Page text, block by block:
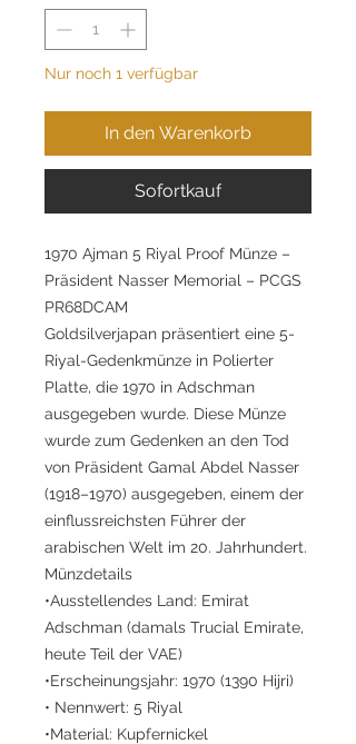
Nur noch 1 verfügbar
In den Warenkorb
Sofortkauf
1970 Ajman 5 Riyal Proof Münze –
Präsident Nasser Memorial – PCGS
PR68DCAM
Goldsilverjapan präsentiert eine 5-
Riyal-Gedenkmünze in Polierter
Platte, die 1970 in Adschman
ausgegeben wurde. Diese Münze
wurde zum Gedenken an den Tod
von Präsident Gamal Abdel Nasser
(1918–1970) ausgegeben, einem der
einflussreichsten Führer der
arabischen Welt im 20. Jahrhundert.
Münzdetails
•Ausstellendes Land: Emirat
Adschman (damals Trucial Emirate,
heute Teil der VAE)
•Erscheinungsjahr: 1970 (1390 Hijri)
• Nennwert: 5 Riyal
•Material: Kupfernickel